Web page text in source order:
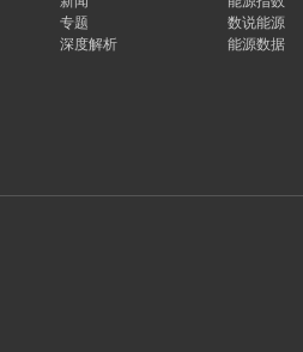
专题
深度解析
数说能源
能源数据